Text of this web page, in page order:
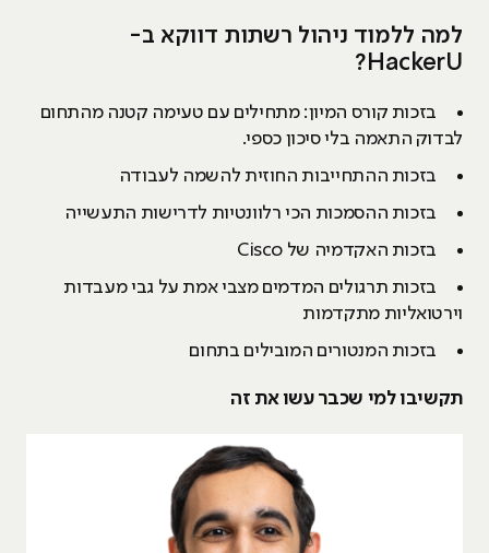
למה ללמוד ניהול רשתות דווקא ב-
HackerU?
בזכות קורס המיון: מתחילים עם טעימה קטנה מהתחום
לבדוק התאמה בלי סיכון כספי.
בזכות ההתחייבות החוזית להשמה לעבודה
בזכות ההסמכות הכי רלוונטיות לדרישות התעשייה
בזכות האקדמיה של Cisco
בזכות תרגולים המדמים מצבי אמת על גבי מעבדות
וירטואליות מתקדמות
בזכות המנטורים המובילים בתחום
תקשיבו למי שכבר עשו את זה